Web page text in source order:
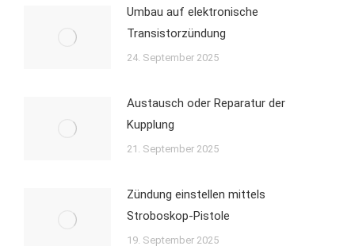
Umbau auf elektronische
Transistorzündung
24. September 2025
Austausch oder Reparatur der
Kupplung
21. September 2025
Zündung einstellen mittels
Stroboskop-Pistole
19. September 2025